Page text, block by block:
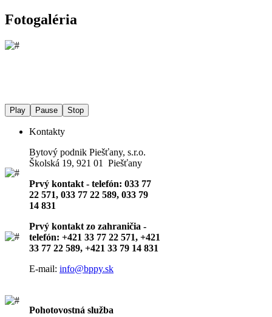
Fotogaléria
Play Pause Stop
Kontakty
Bytový podnik Piešťany, s.r.o.
Školská 19, 921 01 Piešťany
Prvý kontakt - telefón: 033 77
22 571, 033 77 22 589, 033 79
14 831
Prvý kontakt zo zahraničia -
telefón: +421 33 77 22 571, +421
33 77 22 589, +421 33 79 14 831
E-mail: info@bppy.sk
Pohotovostná služba